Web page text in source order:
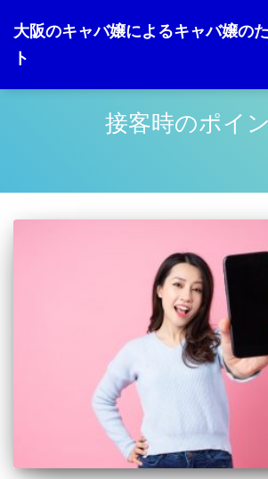
大阪のキャバ嬢によるキャバ嬢の
ト
接客時のポイ